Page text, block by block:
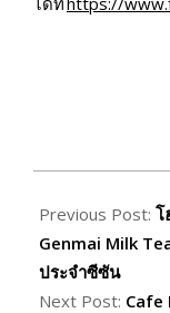
03-
23
Previous Post: โ
Genmai Milk
ประจำซีซัน
Next Post: Cafe